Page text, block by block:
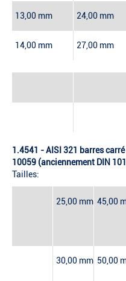
13,00 mm 24,00 mm
14,00 mm 27,00 mm
1.4541 - AISI 321 barres
10059 (anciennement DIN
Tailles:
25,00 mm 45,00
30,00 mm 50,00